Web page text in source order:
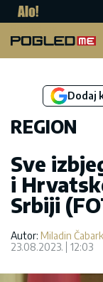
Dodaj
REGION
Sve
i
Srbiji
Autor: Miladin
23.08.2023.
12:03